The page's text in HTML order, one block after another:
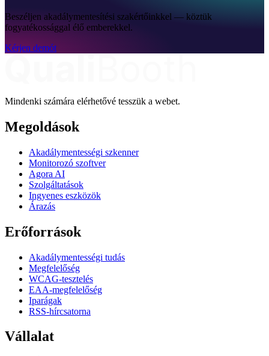
Beszéljen akadálymentesítési szakértőinkkel — köztük
fogyatékossággal élő emberekkel.
Kérjen demót
Mindenki számára elérhetővé tesszük a webet.
Megoldások
Akadálymentességi szkenner
Monitorozó szoftver
Agora AI
Szolgáltatások
Ingyenes eszközök
Árazás
Erőforrások
Akadálymentességi tudás
Megfelelőség
WCAG-tesztelés
EAA-megfelelőség
Iparágak
RSS-hírcsatorna
Vállalat